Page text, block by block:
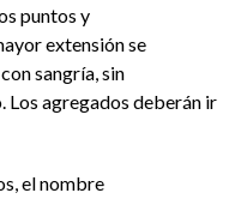
puntos y
extensión se
sangría, sin
Los agregados deberán ir
el nombre